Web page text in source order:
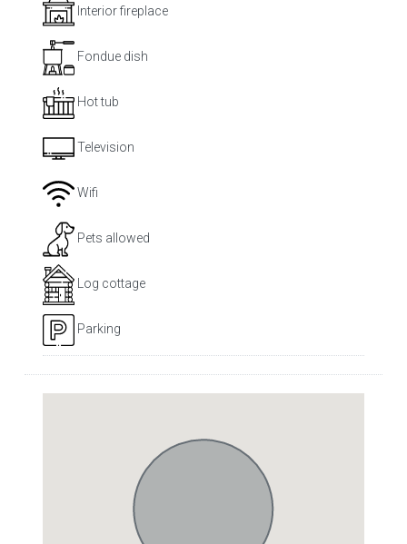
Interior fireplace
Fondue dish
Hot tub
Television
Wifi
Pets allowed
Log cottage
Parking